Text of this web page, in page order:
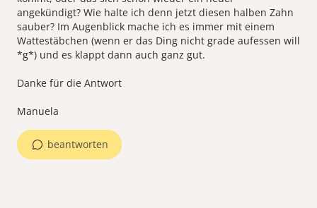
angekündigt? Wie halte ich denn jetzt diesen halben Zahn
sauber? Im Augenblick mache ich es immer mit einem
Wattestäbchen (wenn er das Ding nicht grade aufessen will
*g*) und es klappt dann auch ganz gut.
Danke für die Antwort
Manuela
beantworten